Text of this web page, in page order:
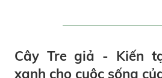
Cây Tre giả - Kiến
xanh cho cuộc sống